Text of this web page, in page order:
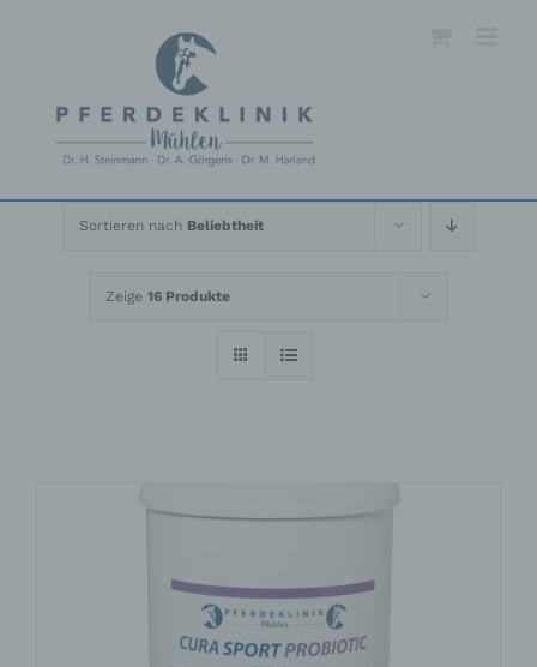
Sortieren nach Beliebtheit
Zeige 16 Produkte